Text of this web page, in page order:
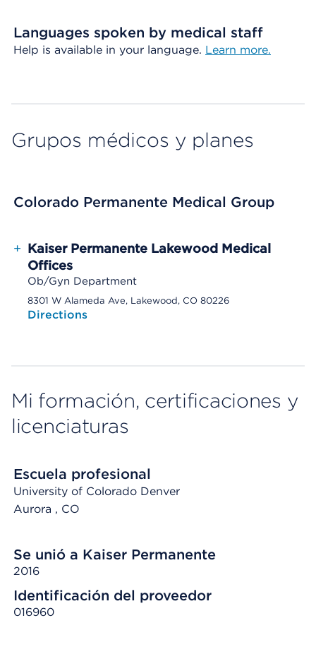
Languages spoken by medical staff
Help is available in your language. Learn more.
Grupos médicos y planes
Colorado Permanente Medical Group
+ Kaiser Permanente Lakewood Medical
Offices
Ob/Gyn Department
8301 W Alameda Ave, Lakewood, CO 80226
Directions
Mi formación, certificaciones y
licenciaturas
Escuela profesional
University of Colorado Denver
Aurora , CO
Se unió a Kaiser Permanente
2016
Identificación del proveedor
016960